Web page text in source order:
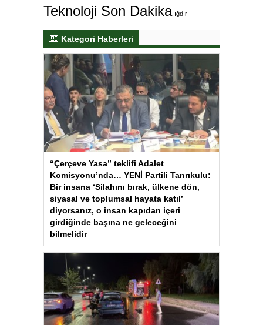
Teknoloji Son Dakika ığdır
Kategori Haberleri
“Çerçeve Yasa” teklifi Adalet
Komisyonu’nda… YENİ Partili Tanrıkulu:
Bir insana ‘Silahını bırak, ülkene dön,
siyasal ve toplumsal hayata katıl’
diyorsanız, o insan kapıdan içeri
girdiğinde başına ne geleceğini
bilmelidir